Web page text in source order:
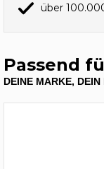
über
Passend
DEINE MARKE, DEIN